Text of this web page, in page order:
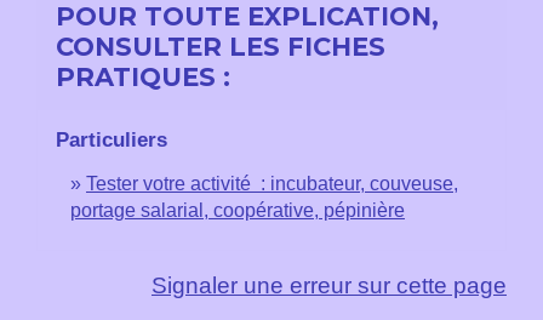
POUR TOUTE EXPLICATION,
CONSULTER LES FICHES
PRATIQUES :
Particuliers
Tester votre activité : incubateur, couveuse,
portage salarial, coopérative, pépinière
Signaler une erreur sur cette page